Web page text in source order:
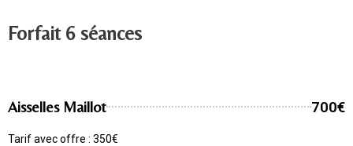
Forfait 6 séances
Aisselles Maillot 700€
Tarif avec offre : 350€